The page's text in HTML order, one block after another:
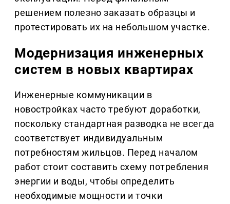
решением полезно заказать образцы и
протестировать их на небольшом участке.
Модернизация инженерных
систем в новых квартирах
Инженерные коммуникации в
новостройках часто требуют доработки,
поскольку стандартная разводка не всегда
соответствует индивидуальным
потребностям жильцов. Перед началом
работ стоит составить схему потребления
энергии и воды, чтобы определить
необходимые мощности и точки